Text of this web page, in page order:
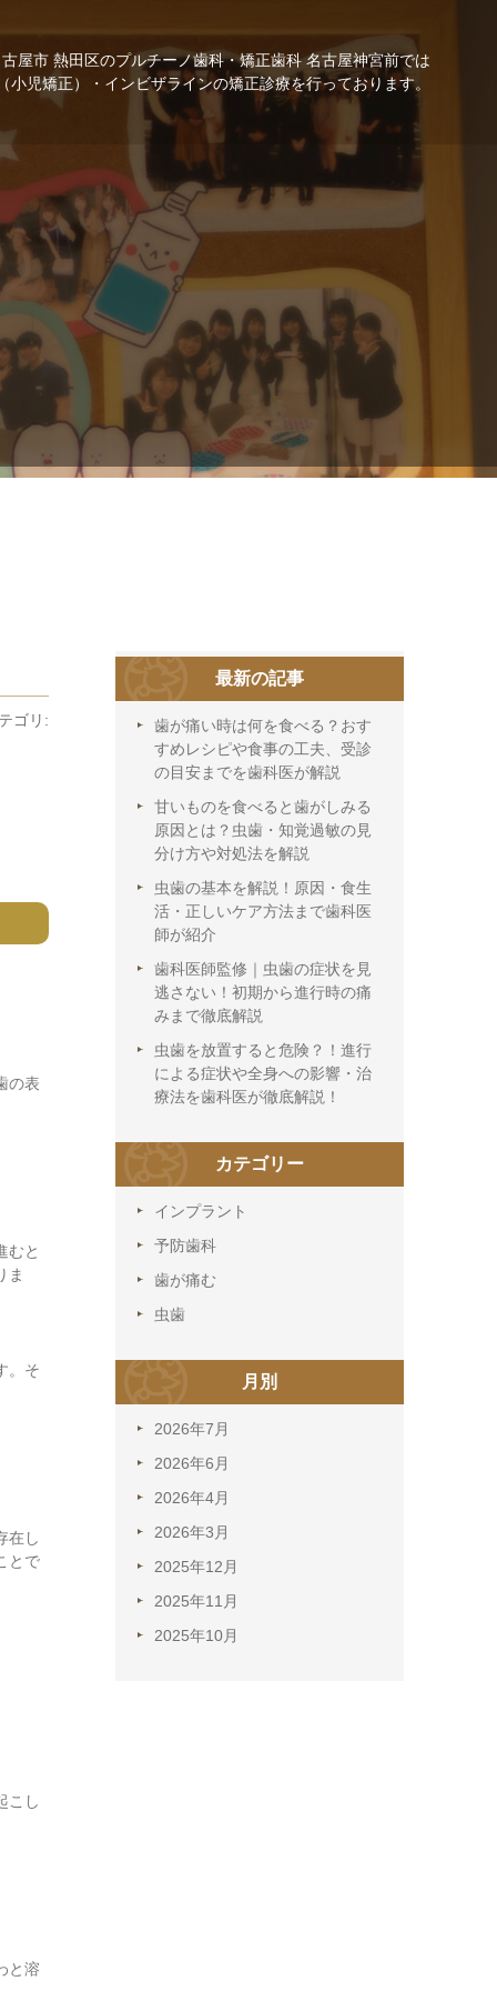
屋市 熱田区のプルチーノ歯科・矯正歯科 名古屋神宮前では
小児矯正）・インビザラインの矯正診療を行っております。
ゴリ:
の表
むと
ま
。そ
在し
とで
こし
と溶
最新の記事
歯が痛い時は何を食べる？おす
すめレシピや食事の工夫、受診
の目安までを歯科医が解説
甘いものを食べると歯がしみる
原因とは？虫歯・知覚過敏の見
分け方や対処法を解説
虫歯の基本を解説！原因・食生
活・正しいケア方法まで歯科医
師が紹介
歯科医師監修｜虫歯の症状を見
逃さない！初期から進行時の痛
みまで徹底解説
虫歯を放置すると危険？！進行
による症状や全身への影響・治
療法を歯科医が徹底解説！
カテゴリー
インプラント
予防歯科
歯が痛む
虫歯
月別
2026年7月
2026年6月
2026年4月
2026年3月
2025年12月
2025年11月
2025年10月